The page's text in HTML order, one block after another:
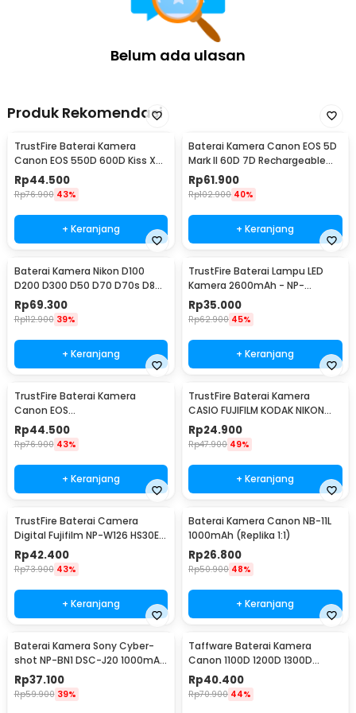
Belum ada ulasan
Produk Rekomendasi
TrustFire Baterai Kamera
Canon EOS 550D 600D Kiss X4
Rebel T2i 1800mAh - LP-E8
(Replika 1:1)
Rp44.500
Rp76.900 43%
+ Keranjang
Baterai Kamera Canon EOS 5D
Mark II 60D 7D Rechargeable
2650mAh - LP-E6/E6N (Replika
1:1)
Rp61.900
Rp102.900 40%
+ Keranjang
Baterai Kamera Nikon D100
D200 D300 D50 D70 D70s D80
D90 D700 2750mAh - EN-EL3E
(Replika 1:1)
Rp69.300
Rp112.900 39%
+ Keranjang
TrustFire Baterai Lampu LED
Kamera 2600mAh - NP-
F550/NP-F570 (Replika 1:1)
Rp35.000
Rp62.900 45%
+ Keranjang
TrustFire Baterai Kamera
Canon EOS
1000D/450D/500D/Kiss/Rebel
1600mAh - LP-E5
Rp44.500
Rp76.900 43%
+ Keranjang
TrustFire Baterai Kamera
CASIO FUJIFILM KODAK NIKON
OLYMPUS 1200mAh - Li-42B
(Replika 1:1)
Rp24.900
Rp47.900 49%
+ Keranjang
TrustFire Baterai Camera
Digital Fujifilm NP-W126 HS30EX
(Replika 1:1) - NP-W126
Rp42.400
Rp73.900 43%
+ Keranjang
Baterai Kamera Canon NB-11L
1000mAh (Replika 1:1)
Rp26.800
Rp50.900 48%
+ Keranjang
Baterai Kamera Sony Cyber-
shot NP-BN1 DSC-J20 1000mAh
(Replika 1:1)
Rp37.100
Rp59.900 39%
Taffware Baterai Kamera
Canon 1100D 1200D 1300D
1500D 3000D 2200mAh - LP-E10
Rp40.400
Rp70.900 44%